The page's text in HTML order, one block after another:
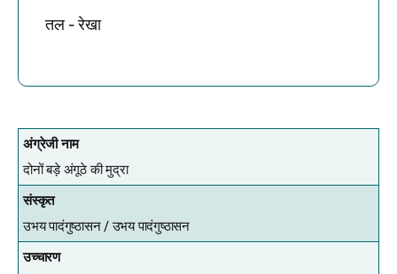
तल - रेखा
अंग्रेजी नाम
दोनों बड़े अंगूठे की मुद्रा
संस्कृत
उभय पादंगुष्ठासन /उभय पादंगुष्ठासन
उच्चारण